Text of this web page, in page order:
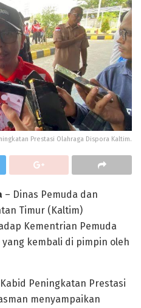
Prestasi Olahraga Dispora Kaltim.
– Dinas Pemuda dan
Timur (Kaltim)
Kementrian Pemuda
kembali di pimpin oleh
Peningkatan Prestasi
menyampaikan